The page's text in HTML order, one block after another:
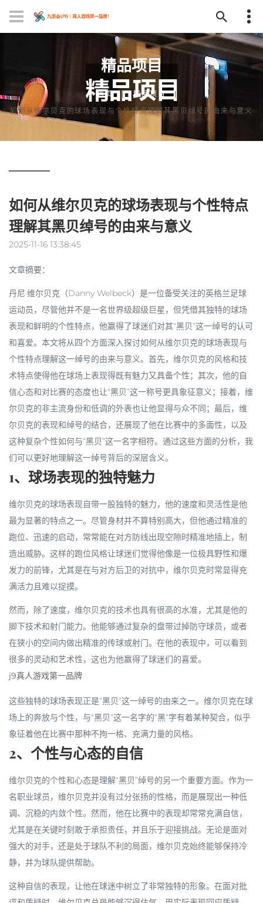
精品项目
首页
精品项目
如何从维尔贝克的球场表现与个性特点理解其黑贝绰号的由来与意义
如何从维尔贝克的球场表现与个性特点
理解其黑贝绰号的由来与意义
2025-11-16 13:38:45
文章摘要：
丹尼·维尔贝克（Danny Welbeck）是一位备受关注的英格兰足球
运动员，尽管他并不是一名世界级超级巨星，但凭借其独特的球场
表现和鲜明的个性特点，他赢得了球迷们对其“黑贝”这一绰号的认可
和喜爱。本文将从四个方面深入探讨如何从维尔贝克的球场表现与
个性特点理解这一绰号的由来与意义。首先，维尔贝克的风格和技
术特点使得他在球场上表现得既有魅力又具备个性；其次，他的自
信心态和对比赛的态度也让“黑贝”这一称号更具象征意义；接着，维
尔贝克的非主流身份和低调的外表也让他显得与众不同；最后，维
尔贝克的表现和绰号的结合，还展现了他在比赛中的多面性，以及
这种复杂个性如何与“黑贝”这一名字相符。通过这些方面的分析，我
们可以更好地理解这一绰号背后的深层含义。
1、球场表现的独特魅力
维尔贝克的球场表现自带一股独特的魅力，他的速度和灵活性是他
最为显著的特点之一。尽管身材并不算特别高大，但他通过精准的
跑位、迅速的启动，常常能在对方防线出现空隙时精准地插上，制
造出威胁。这样的跑位风格让球迷们觉得他像是一位极具野性和爆
发力的前锋，尤其是在与对方后卫的对抗中，维尔贝克时常显得充
满活力且难以捉摸。
然而，除了速度，维尔贝克的技术也具有很高的水准，尤其是他的
脚下技术和射门能力。他能够通过复杂的盘带过掉防守球员，或者
在狭小的空间内做出精准的传球或射门。在他的表现中，可以看到
很多的灵动和艺术性，这也为他赢得了球迷们的喜爱。
j9真人游戏第一品牌
这些独特的球场表现正是“黑贝”这一绰号的由来之一。维尔贝克在球
场上的奔放与个性，与“黑贝”这一名字的“黑”字有着某种契合，似乎
象征着他在比赛中那种不拘一格、充满力量的风格。
2、个性与心态的自信
维尔贝克的个性和心态是理解“黑贝”绰号的另一个重要方面。作为一
名职业球员，维尔贝克并没有过分张扬的性格，而是展现出一种低
调、沉稳的内敛个性。然而，他在比赛中的表现却常常充满自信，
尤其是在关键时刻敢于承担责任，并且乐于迎接挑战。无论是面对
强大的对手，还是处于球队不利的局面，维尔贝克始终能够保持冷
静，并为球队提供帮助。
这种自信的表现，让他在球迷中树立了非常独特的形象。在面对批